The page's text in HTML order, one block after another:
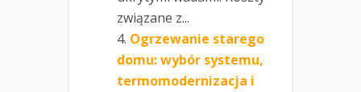
związane z...
Ogrzewanie starego
domu: wybór systemu,
termomodernizacja i